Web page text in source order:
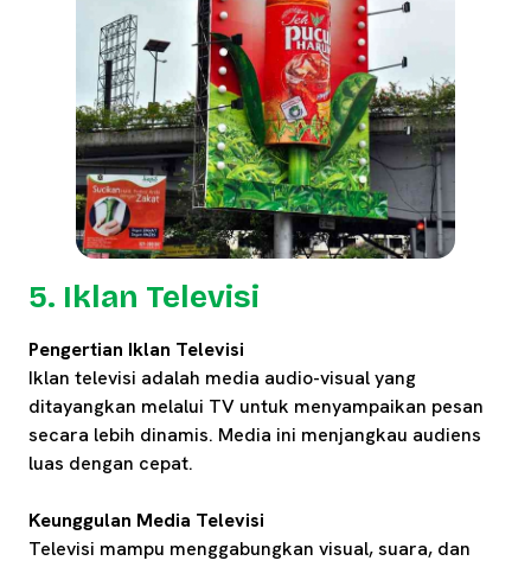
5. Iklan Televisi
Pengertian Iklan Televisi
Iklan televisi adalah media audio-visual yang
ditayangkan melalui TV untuk menyampaikan pesan
secara lebih dinamis. Media ini menjangkau audiens
luas dengan cepat.
Keunggulan Media Televisi
Televisi mampu menggabungkan visual, suara, dan